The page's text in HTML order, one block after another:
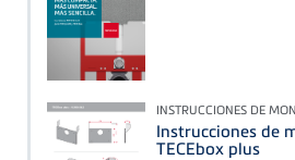
INSTRUCCIONES DE
Instrucciones de
TECEbox plus